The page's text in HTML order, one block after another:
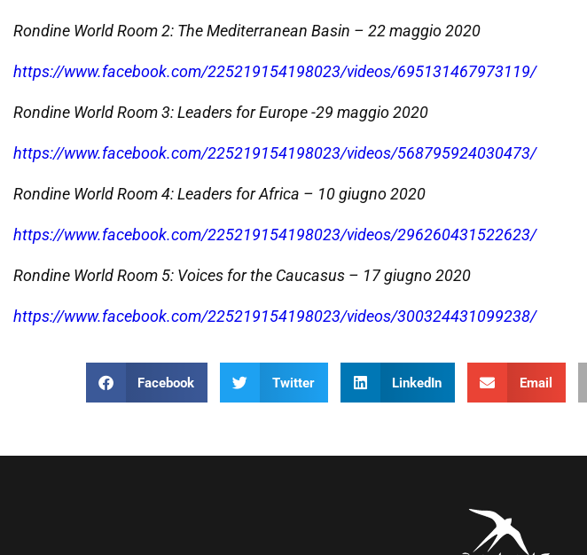
Rondine World Room 2: The Mediterranean Basin – 22 maggio 2020
https://www.facebook.com/225219154198023/videos/695131467973119/
Rondine World Room 3: Leaders for Europe -29 maggio 2020
https://www.facebook.com/225219154198023/videos/568795924030473/
Rondine World Room 4: Leaders for Africa – 10 giugno 2020
https://www.facebook.com/225219154198023/videos/296260431522623/
Rondine World Room 5: Voices for the Caucasus – 17 giugno 2020
https://www.facebook.com/225219154198023/videos/300324431099238/
Facebook Twitter LinkedIn Email